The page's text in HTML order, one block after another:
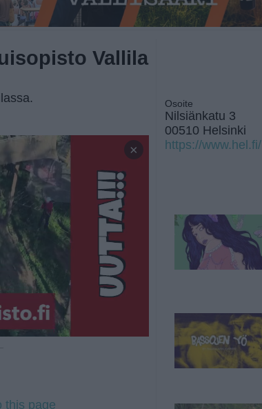
Vallila
×
this page
Osoite
Nilsiänkatu 3
00510 Helsinki
https://www.hel.fi/